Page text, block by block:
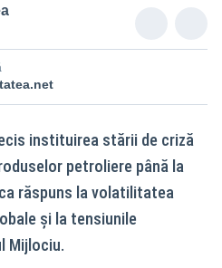
instituirea stării de criză
petroliere până la
răspuns la volatilitatea
și la tensiunile
Mijlociu.